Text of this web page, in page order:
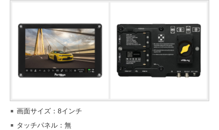
画面サイズ：8インチ
タッチパネル：無